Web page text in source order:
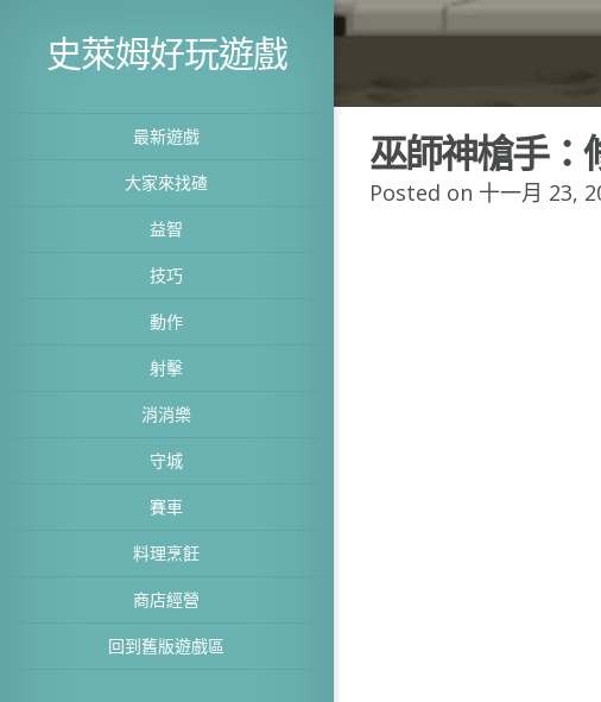
史萊姆好玩遊戲
最新遊戲
大家來找碴
益智
技巧
動作
射擊
消消樂
守城
賽車
料理烹飪
商店經營
回到舊版遊戲區
巫師神槍手：
Posted on 十一月 23,